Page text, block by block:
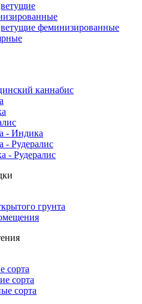
феминизированные
каннабис
- Индика
- Рудералис
- Рудералис
грунта
сорта
сорта
сорта